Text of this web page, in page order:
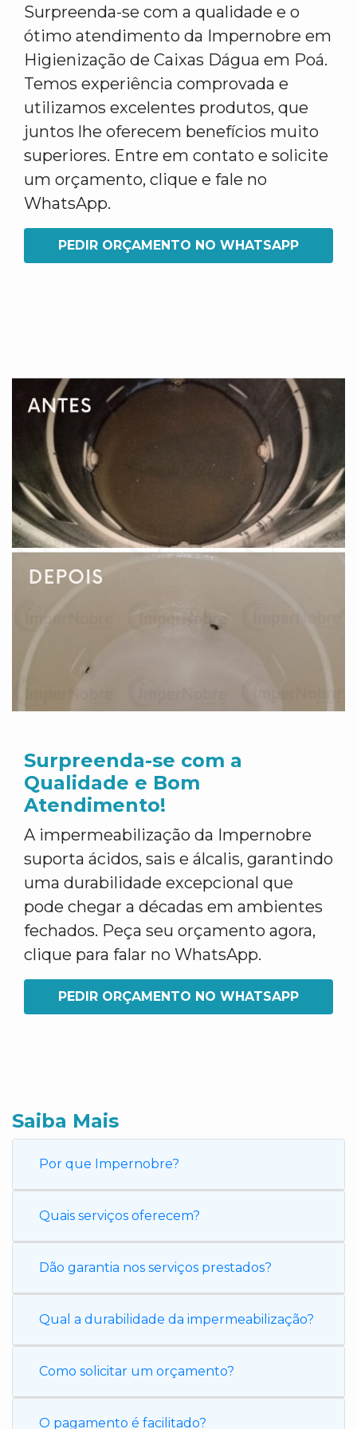
Surpreenda-se com a qualidade e o
ótimo atendimento da Impernobre em
Higienização de Caixas Dágua em Poá.
Temos experiência comprovada e
utilizamos excelentes produtos, que
juntos lhe oferecem benefícios muito
superiores. Entre em contato e solicite
um orçamento, clique e fale no
WhatsApp.
PEDIR ORÇAMENTO NO WHATSAPP
Surpreenda-se com a
Qualidade e Bom
Atendimento!
A impermeabilização da Impernobre
suporta ácidos, sais e álcalis, garantindo
uma durabilidade excepcional que
pode chegar a décadas em ambientes
fechados. Peça seu orçamento agora,
clique para falar no WhatsApp.
PEDIR ORÇAMENTO NO WHATSAPP
Saiba Mais
Por que Impernobre?
Quais serviços oferecem?
Dão garantia nos serviços prestados?
Qual a durabilidade da impermeabilização?
Como solicitar um orçamento?
O pagamento é facilitado?